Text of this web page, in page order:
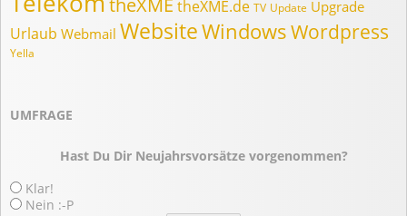
theXME.de TV Update Upgrade
Urlaub Webmail WebsiteWindowsWordpress
Yella
UMFRAGE
Hast Du Dir Neujahrsvorsätze vorgenommen?
Klar!
Nein :-P